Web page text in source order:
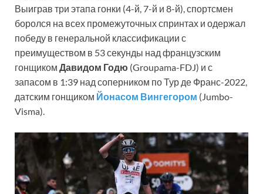
Выиграв три этапа гонки (4-й, 7-й и 8-й), спортсмен
боролся на всех промежуточных спринтах и одержал
победу в генеральной классификации с
преимуществом в 53 секунды над французским
гонщиком Давидом Годю (Groupama-FDJ) и с
запасом в 1:39 над соперником по Тур де Франс-2022,
датским гонщиком Йонасом Вингегором (Jumbo-
Visma).